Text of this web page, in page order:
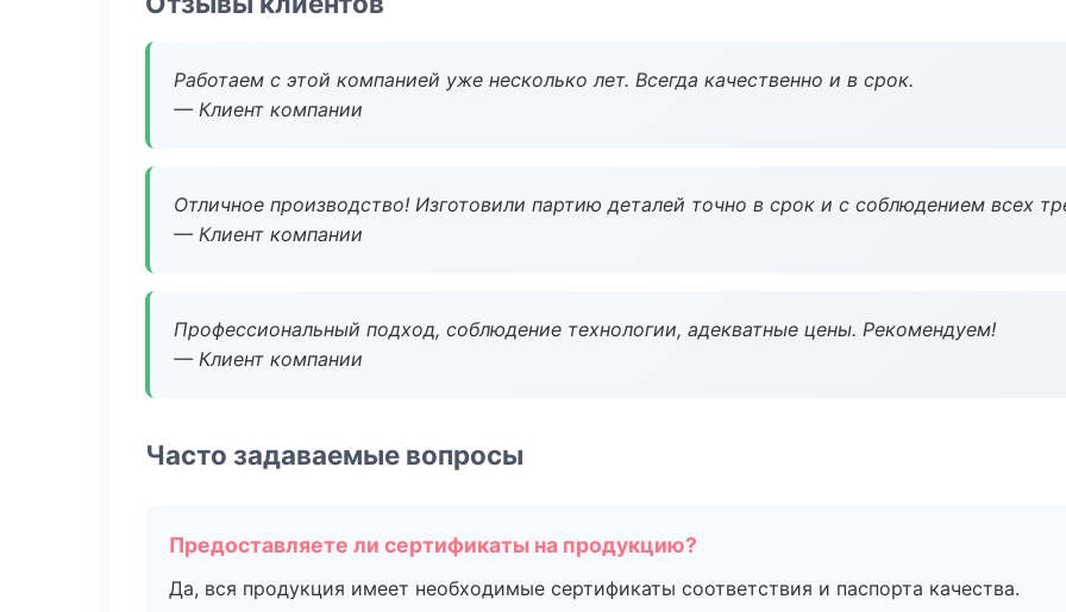
Работаем с этой компанией уже несколько лет. Всегда качественно и в срок.
— Клиент компании
Отличное производство! Изготовили партию деталей точно в срок и с соблюдением всех
— Клиент компании
Профессиональный подход, соблюдение технологии, адекватные цены. Рекомендуем!
— Клиент компании
Часто задаваемые вопросы
Предоставляете ли сертификаты на продукцию?
Да, вся продукция имеет необходимые сертификаты соответствия и паспорта качества.